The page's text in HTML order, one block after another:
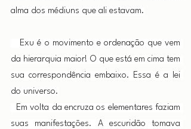
alma dos médiuns que ali estavam.
Exu é o movimento e ordenação que vem
da hierarquia maior! O que está em cima tem
sua correspondência embaixo. Essa é a lei
do universo.
Em volta da encruza os elementares faziam
suas manifestações. A escuridão tomava